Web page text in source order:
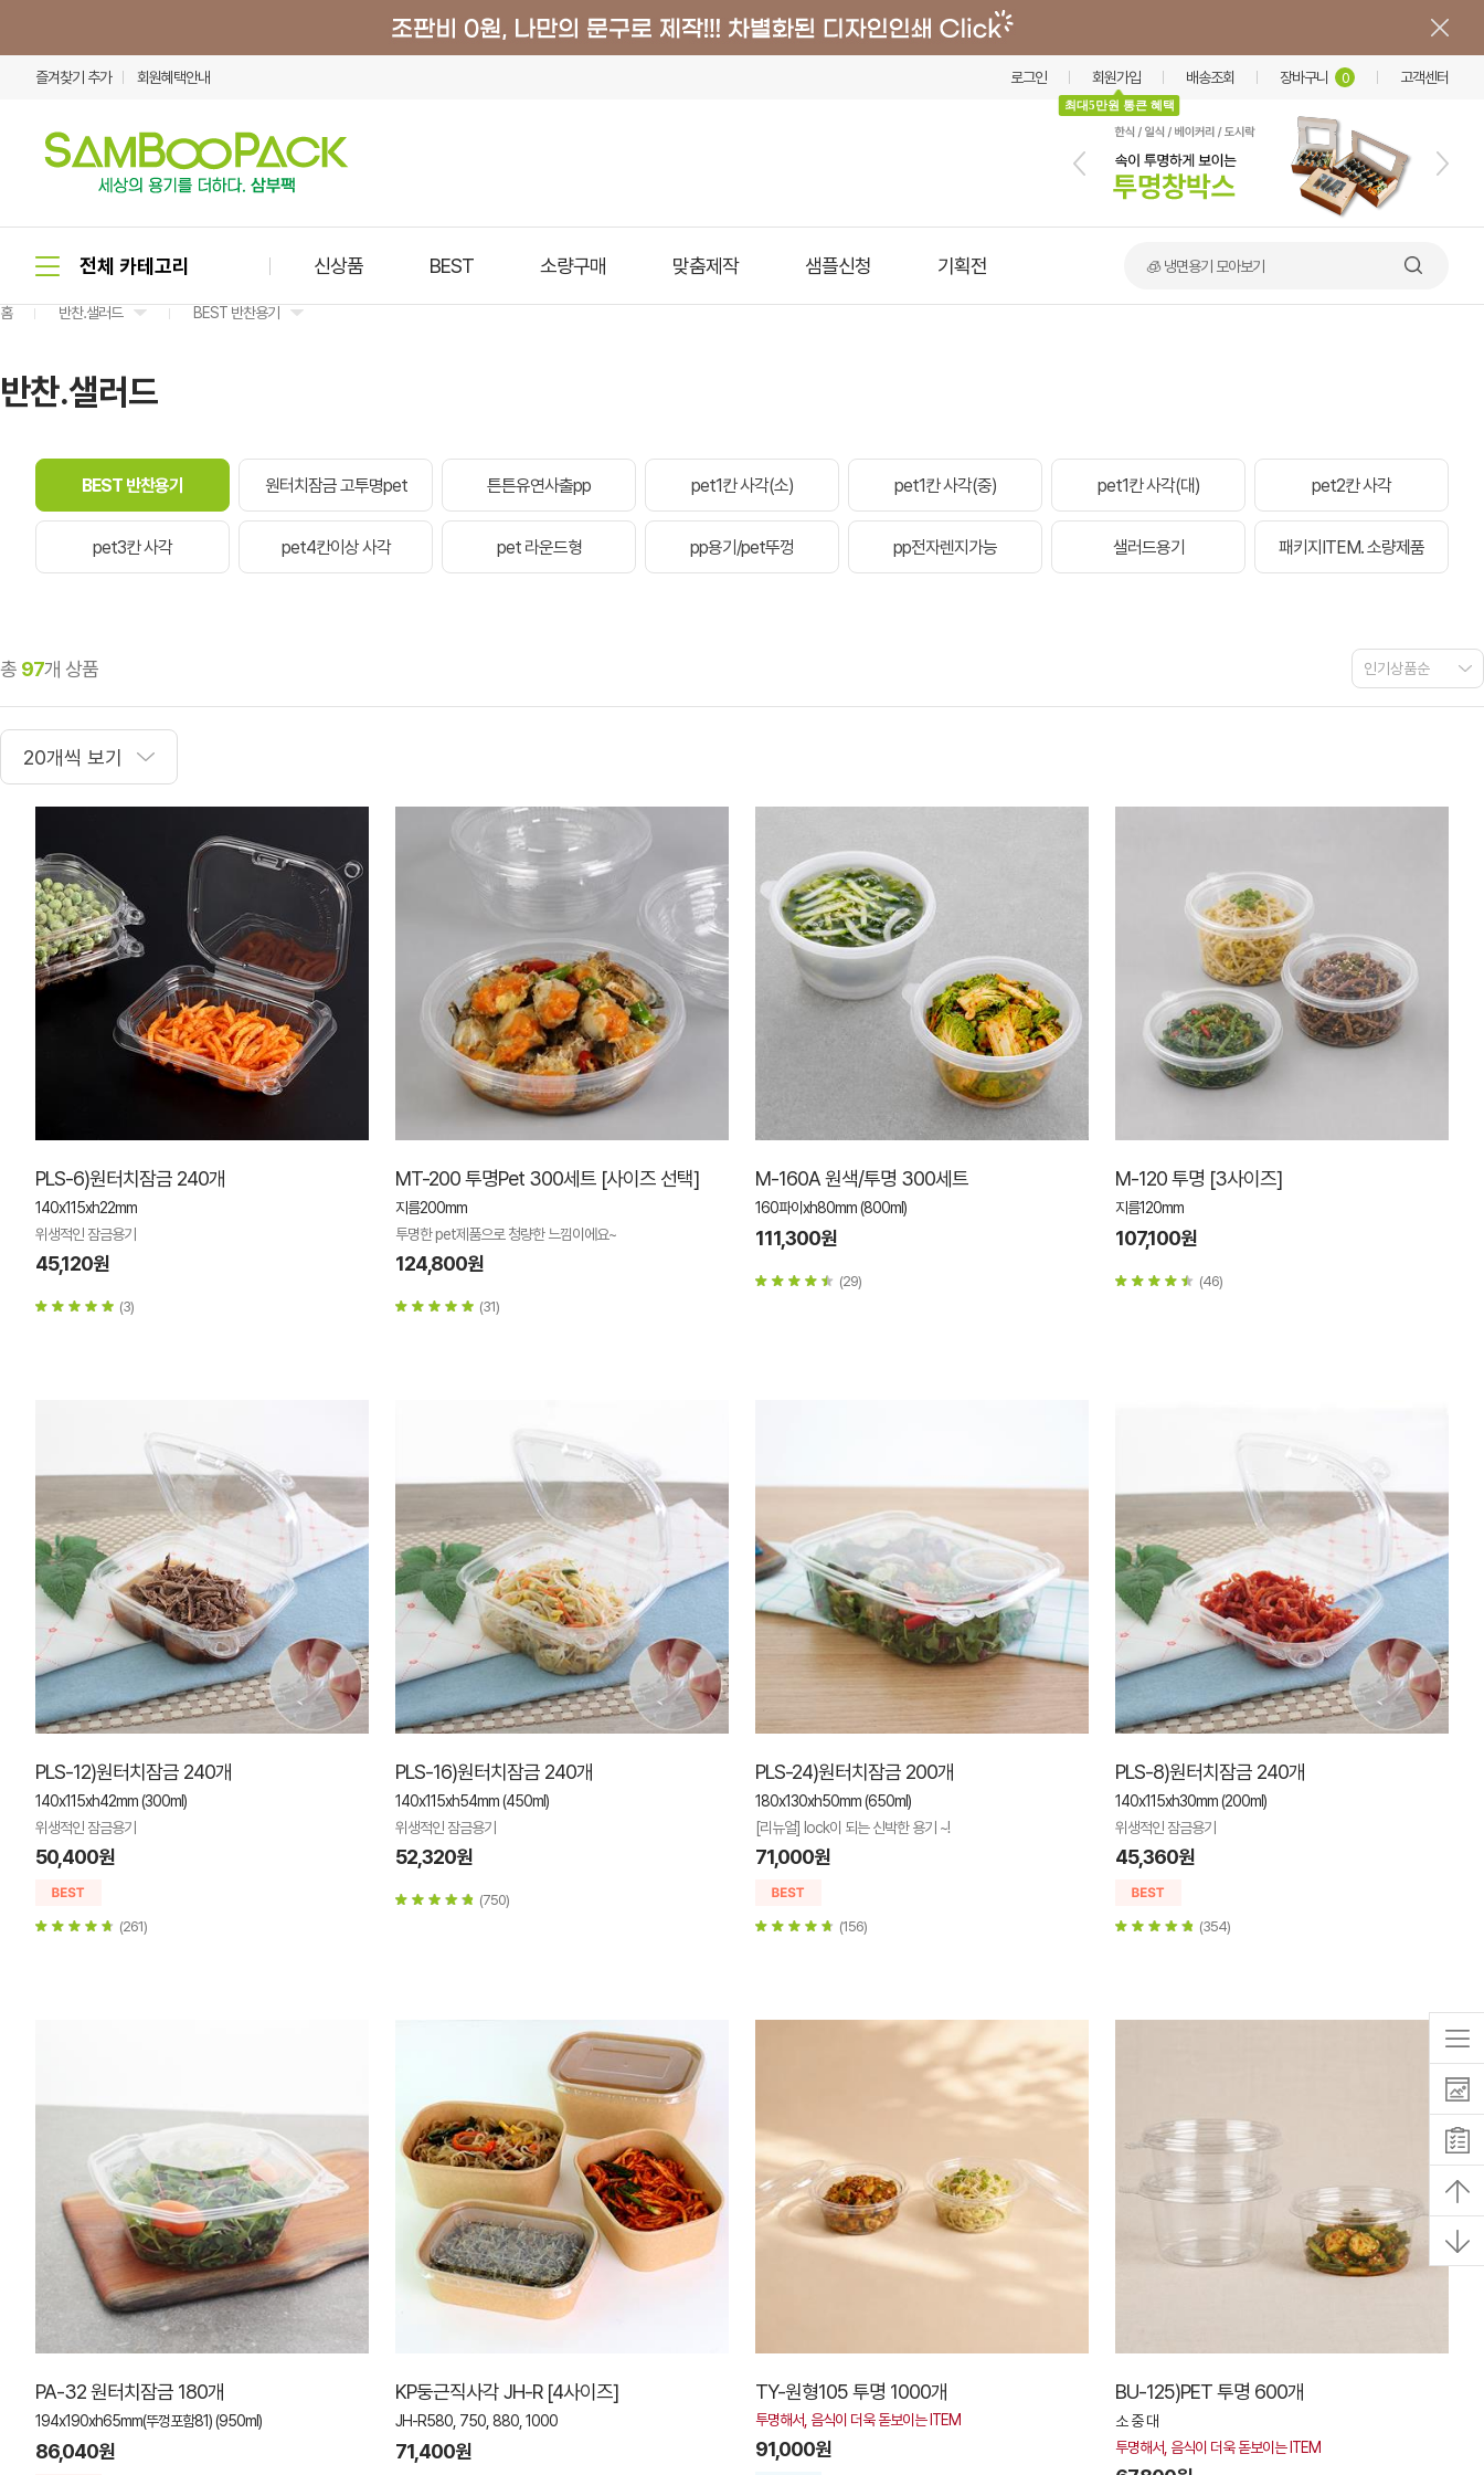
즐겨찾기 추가 회원혜택안내 로그인 회원가입
최대5만원 통큰 혜택
배송조회 장바구니 0 고객센터
신상품 BEST 소량구매 맞춤제작 샘플신청 기획전 🧊 냉면용기 모아보기
홈 반찬.샐러드 BEST 반찬용기
반찬.샐러드
BEST 반찬용기 원터치잠금 고투명pet 튼튼유연사출pp pet1칸 사각(소) pet1칸 사각(중) pet1칸 사각(대) pet2칸 사각
pet3칸 사각 pet4칸이상 사각 pet 라운드형 pp용기/pet뚜껑 pp전자렌지가능 샐러드용기 패키지ITEM. 소량제품
총 97개 상품
PLS-6)원터치잠금 240개
140x115xh22mm
위생적인 잠금용기
45,120원
(3)
MT-200 투명Pet 300세트 [사이즈 선택]
지름200mm
투명한 pet제품으로 청량한 느낌이에요~
124,800원
(31)
M-160A 원색/투명 300세트
160파이xh80mm (800ml)
111,300원
(29)
M-120 투명 [3사이즈]
지름120mm
107,100원
(46)
PLS-12)원터치잠금 240개
140x115xh42mm (300ml)
위생적인 잠금용기
50,400원
(261)
PLS-16)원터치잠금 240개
140x115xh54mm (450ml)
위생적인 잠금용기
52,320원
(750)
PLS-24)원터치잠금 200개
180x130xh50mm (650ml)
[리뉴얼] lock이 되는 신박한 용기 ~!
71,000원
(156)
PLS-8)원터치잠금 240개
140x115xh30mm (200ml)
위생적인 잠금용기
45,360원
(354)
PA-32 원터치잠금 180개
194x190xh65mm(뚜껑포함81) (950ml)
86,040원
KP둥근직사각 JH-R [4사이즈]
JH-R580, 750, 880, 1000
71,400원
TY-원형105 투명 1000개
투명해서, 음식이 더욱 돋보이는 ITEM
91,000원
BU-125)PET 투명 600개
소 중 대
투명해서, 음식이 더욱 돋보이는 ITEM